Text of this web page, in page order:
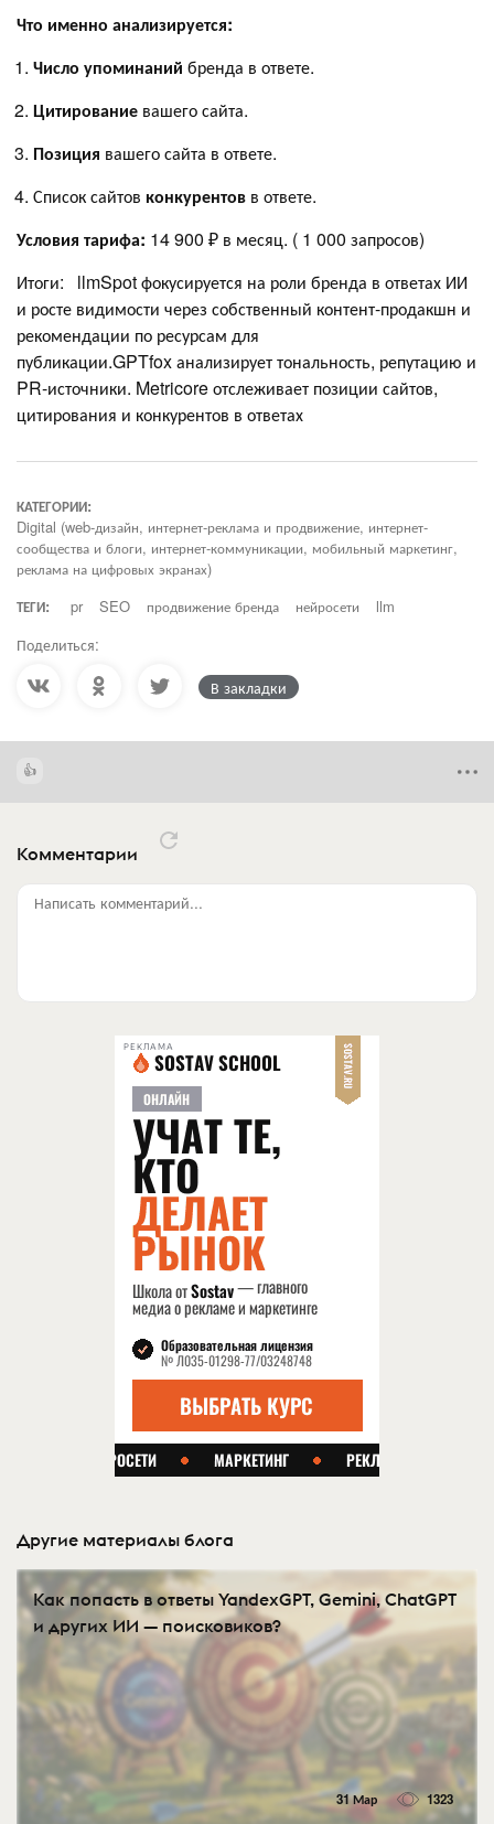
Что именно анализируется:
Число упоминаний бренда в ответе.
Цитирование вашего сайта.
Позиция вашего сайта в ответе.
Список сайтов конкурентов в ответе.
Условия тарифа: 14 900 ₽ в месяц. ( 1 000 запросов)
Итоги: llmSpot фокусируется на роли бренда в ответах ИИ
и росте видимости через собственный контент-продакшн и
рекомендации по ресурсам для
публикации.GPTfox анализирует тональность, репутацию и
PR-источники. Metricore отслеживает позиции сайтов,
цитирования и конкурентов в ответах
КАТЕГОРИИ:
Digital (web-дизайн, интернет-реклама и продвижение, интернет-
сообщества и блоги, интернет-коммуникации, мобильный маркетинг,
реклама на цифровых экранах)
ТЕГИ:
pr SEO продвижение бренда нейросети llm
Поделиться:
В закладки
Комментарии
Написать комментарий...
РЕКЛАМА
Другие материалы блога
Как попасть в ответы YandexGPT, Gemini, ChatGPT
и других ИИ — поисковиков?
31 Мар 1323